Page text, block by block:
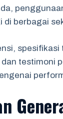
di berbagai
testimoni